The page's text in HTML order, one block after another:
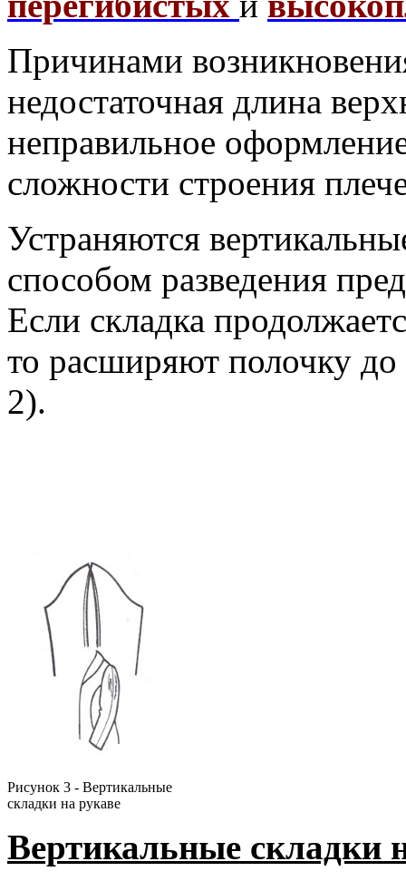
Причинами
недостаточная длина
неправильное
сложности строения
Устраняются
способом разведения
Если складка
то расширяют полочку
2).
Рисунок 3 - Вертикальные
складки на рукаве
Вертикальные складки